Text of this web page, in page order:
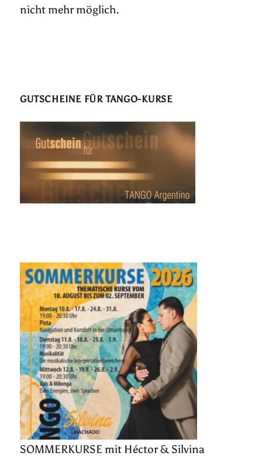
nicht mehr möglich.
GUTSCHEINE FÜR TANGO-KURSE
SOMMERKURSE mit Héctor & Silvina